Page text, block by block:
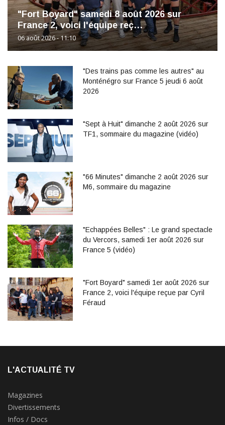
"Fort Boyard" samedi 8 août 2026 sur
France 2, voici l'équipe reç…
06 août 2026 - 11:10
"Des trains pas comme les autres" au
Monténégro sur France 5 jeudi 6 août
2026
"Sept à Huit" dimanche 2 août 2026 sur
TF1, sommaire du magazine (vidéo)
"66 Minutes" dimanche 2 août 2026 sur
M6, sommaire du magazine
"Echappées Belles" : Le grand spectacle
du Vercors, samedi 1er août 2026 sur
France 5 (vidéo)
"Fort Boyard" samedi 1er août 2026 sur
France 2, voici l'équipe reçue par Cyril
Féraud
L'ACTUALITÉ TV
Magazines
Divertissements
Infos / Docs